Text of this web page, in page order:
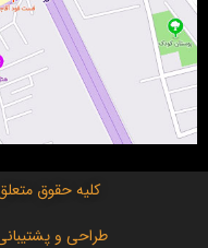
کلیه حقوق
طراحی و